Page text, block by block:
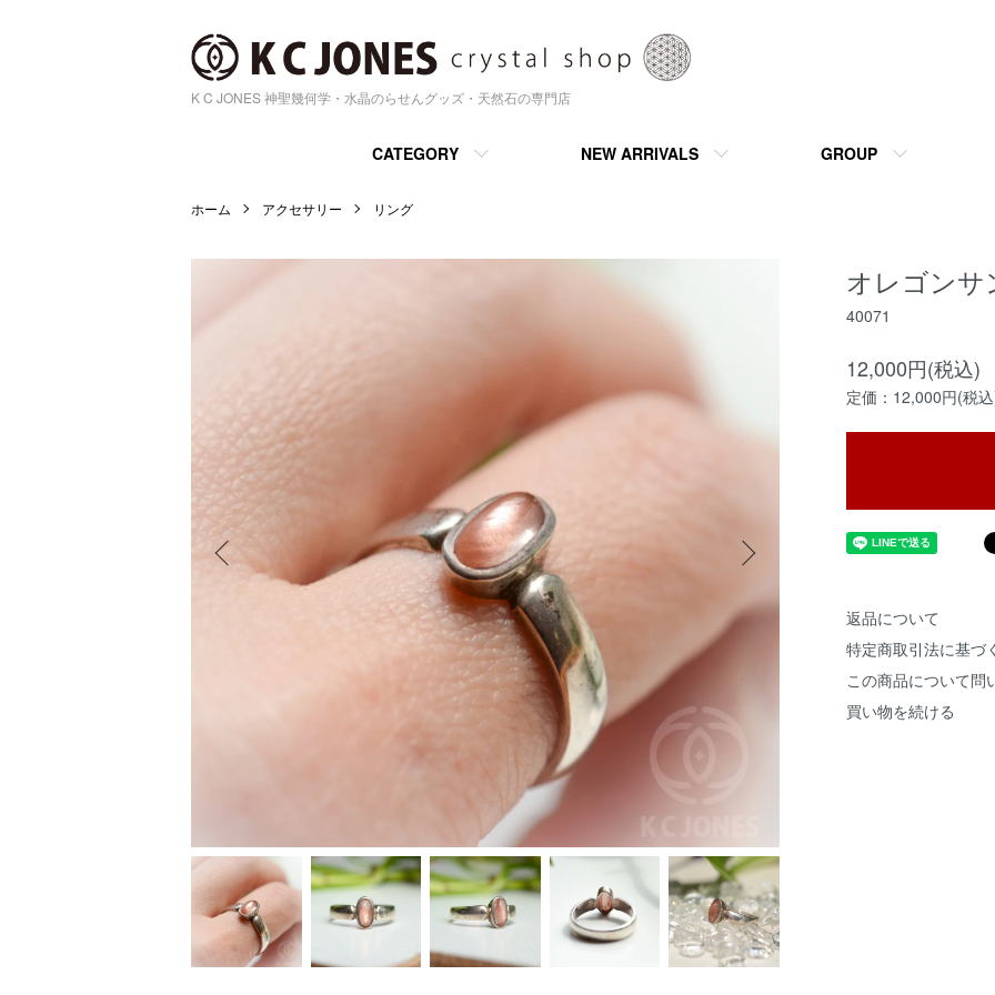
K C JONES 神聖幾何学・水晶のらせんグッズ・天然石の専門店
CATEGORY NEW ARRIVALS GROUP
ホーム アクセサリー リング
オレゴン
40071
12,000円(税込)
定価：12,000円(税
返品について
特定商取引法に基づ
この商品について問
買い物を続ける